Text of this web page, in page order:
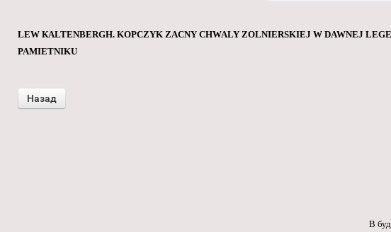
LEW КALTENBERGH. KOPCZYK ZACNY CHWALY ZOLNIERSKIEJ W DAWNEJ
PAMIETNIKU
В